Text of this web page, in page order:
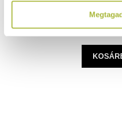
770
(606Ft+